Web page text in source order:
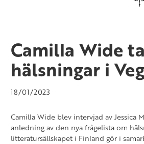
Camilla Wide
hälsningar i
18/01/2023
Camilla Wide blev intervjad av Jessica
anledning av den nya frågelista om
litteratursällskapet i Finland gör i